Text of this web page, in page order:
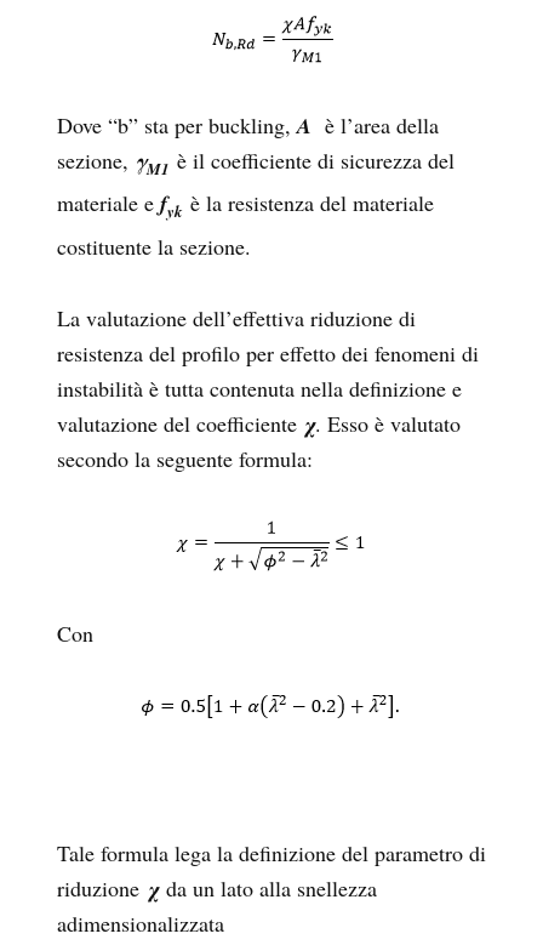
Dove “b” sta per buckling, A è l’area della
sezione, γM1 è il coefficiente di sicurezza del
materiale e fyk è la resistenza del materiale
costituente la sezione.
La valutazione dell’effettiva riduzione di
resistenza del profilo per effetto dei fenomeni di
instabilità è tutta contenuta nella definizione e
valutazione del coefficiente χ. Esso è valutato
secondo la seguente formula:
Con
Tale formula lega la definizione del parametro di
riduzione χda un lato alla snellezza
adimensionalizzata